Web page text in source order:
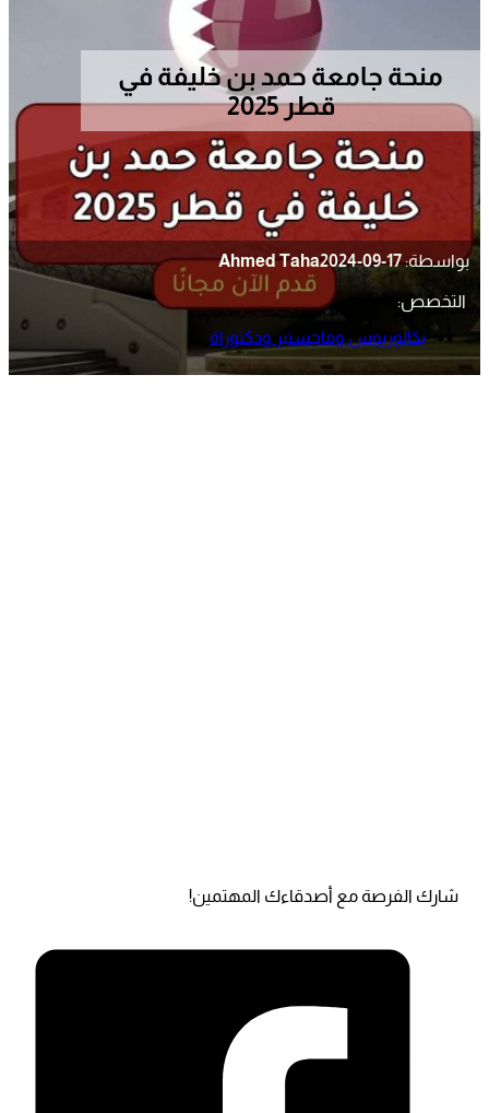
منحة جامعة حمد بن خليفة في
قطر 2025
بواسطة: Ahmed Taha2024-09-17
التخصص:
بكالوريوس وماجستير ودكتوراة
شارك الفرصة مع أصدقاءك المهتمين!